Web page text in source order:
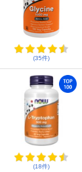
(35件)
(18件)